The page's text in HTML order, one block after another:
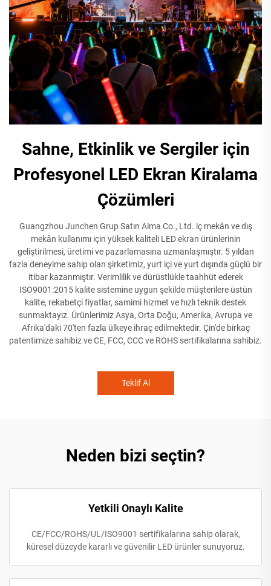
Sahne, Etkinlik ve Sergiler için
Profesyonel LED Ekran Kiralama
Çözümleri
Guangzhou Junchen Grup Satın Alma Co., Ltd. iç mekân ve dış
mekân kullanımı için yüksek kaliteli LED ekran ürünlerinin
geliştirilmesi, üretimi ve pazarlamasına uzmanlaşmıştır. 5 yıldan
fazla deneyime sahip olan şirketimiz, yurt içi ve yurt dışında güçlü bir
itibar kazanmıştır. Verimlilik ve dürüstlükle taahhüt ederek
ISO9001:2015 kalite sistemine uygun şekilde müşterilere üstün
kalite, rekabetçi fiyatlar, samimi hizmet ve hızlı teknik destek
sunmaktayız. Ürünlerimiz Asya, Orta Doğu, Amerika, Avrupa ve
Afrika'daki 70'ten fazla ülkeye ihraç edilmektedir. Çin'de birkaç
patentimize sahibiz ve CE, FCC, CCC ve ROHS sertifikalarına sahibiz.
Teklif Al
Neden bizi seçtin?
Yetkili Onaylı Kalite
CE/FCC/ROHS/UL/ISO9001 sertifikalarına sahip olarak,
küresel düzeyde kararlı ve güvenilir LED ürünler sunuyoruz.